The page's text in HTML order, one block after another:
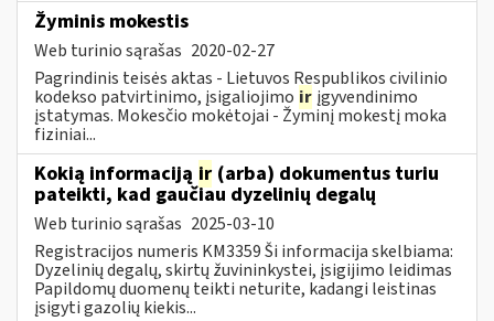
Žyminis mokestis
Web turinio sąrašas 2020-02-27
Pagrindinis teisės aktas - Lietuvos Respublikos civilinio
kodekso patvirtinimo, įsigaliojimo ir įgyvendinimo
įstatymas. Mokesčio mokėtojai - Žyminį mokestį moka
fiziniai...
Kokią informaciją ir (arba) dokumentus turiu
pateikti, kad gaučiau dyzelinių degalų
Web turinio sąrašas 2025-03-10
Registracijos numeris KM3359 Ši informacija skelbiama:
Dyzelinių degalų, skirtų žuvininkystei, įsigijimo leidimas
Papildomų duomenų teikti neturite, kadangi leistinas
įsigyti gazolių kiekis...